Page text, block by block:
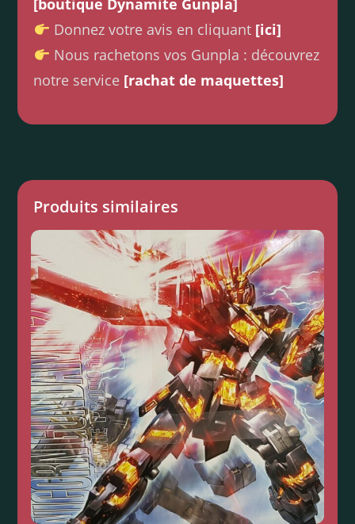
[boutique Dynamite Gunpla]
Donnez votre avis en cliquant [ici]
Nous rachetons vos Gunpla : découvrez
notre service [rachat de maquettes]
Produits similaires